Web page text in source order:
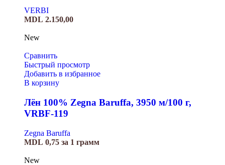
VERBI
MDL 2.150,00
New
Сравнить
Быстрый просмотр
Добавить в избранное
В корзину
Лён 100% Zegna Baruffa, 3950 м/100 г,
VRBF-119
Zegna Baruffa
MDL 0,75 за 1 грамм
New